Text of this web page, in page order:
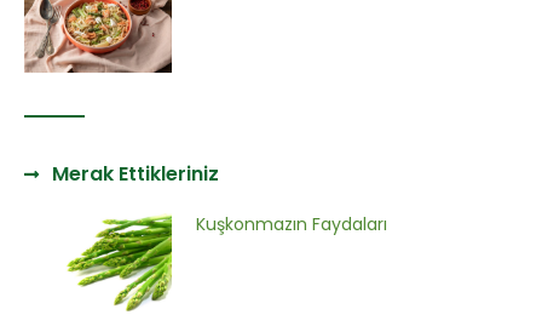
Merak Ettikleriniz
Kuşkonmazın Faydaları